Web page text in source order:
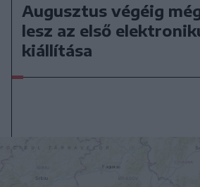
Augusztus végéig
lesz az első
kiállítása